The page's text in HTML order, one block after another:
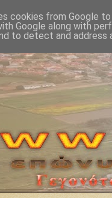
cookies from Google
Google along with
to detect and address